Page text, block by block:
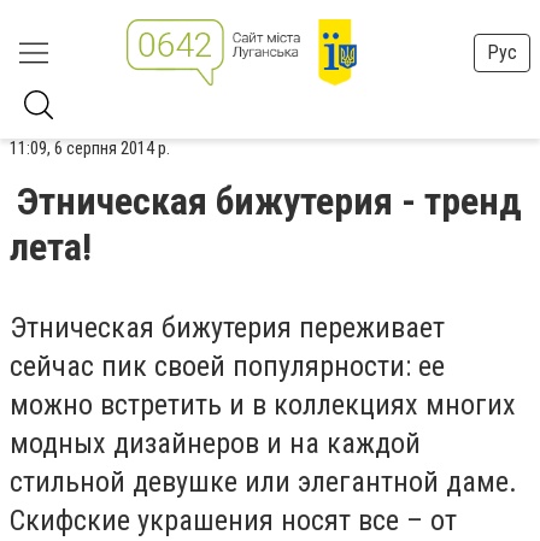
Рус
11:09, 6 серпня 2014 р.
Этническая бижутерия - тренд
лета!
Этническая бижутерия переживает
сейчас пик своей популярности: ее
можно встретить и в коллекциях многих
модных дизайнеров и на каждой
стильной девушке или элегантной даме.
Скифские украшения носят все – от